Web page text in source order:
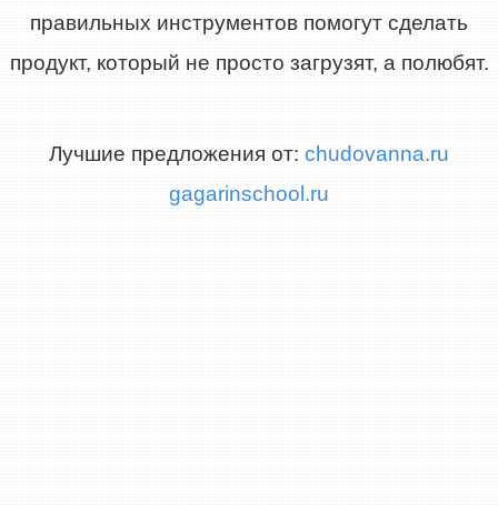
правильных инструментов помогут сделать
продукт, который не просто загрузят, а полюбят.
Лучшие предложения от: chudovanna.ru
gagarinschool.ru